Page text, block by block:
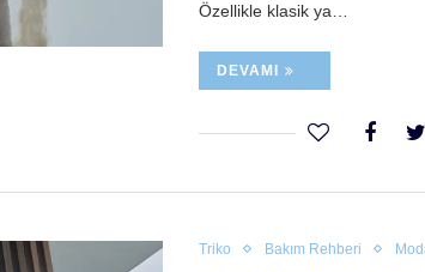
Özellikle klasik ya…
DEVAMI
Triko Bakım Rehberi